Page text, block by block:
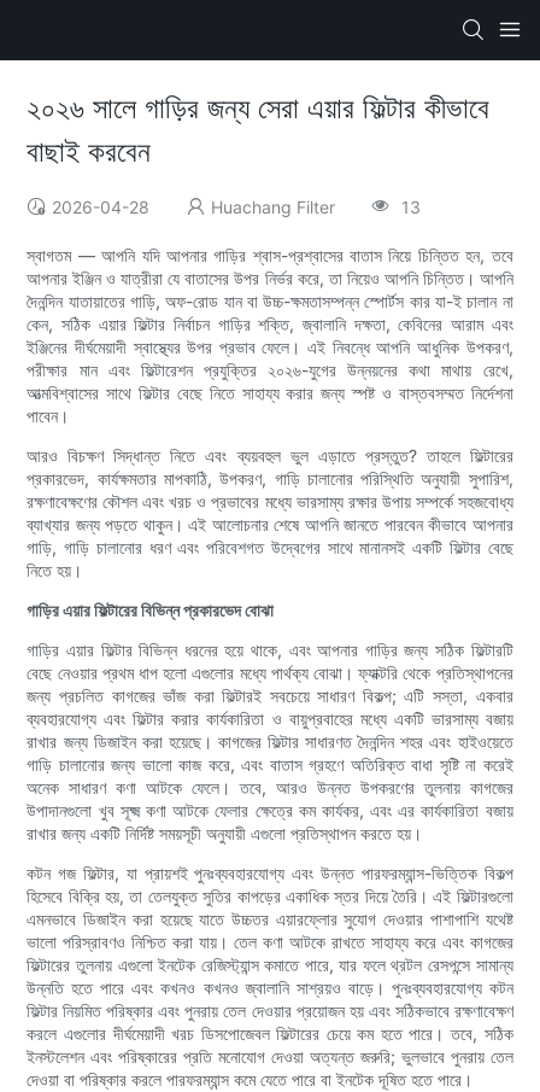
২০২৬ সালে গাড়ির জন্য সেরা এয়ার ফিল্টার কীভাবে
বাছাই করবেন
2026-04-28 Huachang Filter 13
স্বাগতম — আপনি যদি আপনার গাড়ির শ্বাস-প্রশ্বাসের বাতাস নিয়ে চিন্তিত হন, তবে
আপনার ইঞ্জিন ও যাত্রীরা যে বাতাসের উপর নির্ভর করে, তা নিয়েও আপনি চিন্তিত। আপনি
দৈনন্দিন যাতায়াতের গাড়ি, অফ-রোড যান বা উচ্চ-ক্ষমতাসম্পন্ন স্পোর্টস কার যা-ই চালান না
কেন, সঠিক এয়ার ফিল্টার নির্বাচন গাড়ির শক্তি, জ্বালানি দক্ষতা, কেবিনের আরাম এবং
ইঞ্জিনের দীর্ঘমেয়াদী স্বাস্থ্যের উপর প্রভাব ফেলে। এই নিবন্ধে আপনি আধুনিক উপকরণ,
পরীক্ষার মান এবং ফিল্টারেশন প্রযুক্তির ২০২৬-যুগের উন্নয়নের কথা মাথায় রেখে,
আত্মবিশ্বাসের সাথে ফিল্টার বেছে নিতে সাহায্য করার জন্য স্পষ্ট ও বাস্তবসম্মত নির্দেশনা
পাবেন।
আরও বিচক্ষণ সিদ্ধান্ত নিতে এবং ব্যয়বহুল ভুল এড়াতে প্রস্তুত? তাহলে ফিল্টারের
প্রকারভেদ, কার্যক্ষমতার মাপকাঠি, উপকরণ, গাড়ি চালানোর পরিস্থিতি অনুযায়ী সুপারিশ,
রক্ষণাবেক্ষণের কৌশল এবং খরচ ও প্রভাবের মধ্যে ভারসাম্য রক্ষার উপায় সম্পর্কে সহজবোধ্য
ব্যাখ্যার জন্য পড়তে থাকুন। এই আলোচনার শেষে আপনি জানতে পারবেন কীভাবে আপনার
গাড়ি, গাড়ি চালানোর ধরণ এবং পরিবেশগত উদ্বেগের সাথে মানানসই একটি ফিল্টার বেছে
নিতে হয়।
গাড়ির এয়ার ফিল্টারের বিভিন্ন প্রকারভেদ বোঝা
গাড়ির এয়ার ফিল্টার বিভিন্ন ধরনের হয়ে থাকে, এবং আপনার গাড়ির জন্য সঠিক ফিল্টারটি
বেছে নেওয়ার প্রথম ধাপ হলো এগুলোর মধ্যে পার্থক্য বোঝা। ফ্যাক্টরি থেকে প্রতিস্থাপনের
জন্য প্রচলিত কাগজের ভাঁজ করা ফিল্টারই সবচেয়ে সাধারণ বিকল্প; এটি সস্তা, একবার
ব্যবহারযোগ্য এবং ফিল্টার করার কার্যকারিতা ও বায়ুপ্রবাহের মধ্যে একটি ভারসাম্য বজায়
রাখার জন্য ডিজাইন করা হয়েছে। কাগজের ফিল্টার সাধারণত দৈনন্দিন শহর এবং হাইওয়েতে
গাড়ি চালানোর জন্য ভালো কাজ করে, এবং বাতাস গ্রহণে অতিরিক্ত বাধা সৃষ্টি না করেই
অনেক সাধারণ কণা আটকে ফেলে। তবে, আরও উন্নত উপকরণের তুলনায় কাগজের
উপাদানগুলো খুব সূক্ষ্ম কণা আটকে ফেলার ক্ষেত্রে কম কার্যকর, এবং এর কার্যকারিতা বজায়
রাখার জন্য একটি নির্দিষ্ট সময়সূচী অনুযায়ী এগুলো প্রতিস্থাপন করতে হয়।
কটন গজ ফিল্টার, যা প্রায়শই পুনঃব্যবহারযোগ্য এবং উন্নত পারফরম্যান্স-ভিত্তিক বিকল্প
হিসেবে বিক্রি হয়, তা তেলযুক্ত সুতির কাপড়ের একাধিক স্তর দিয়ে তৈরি। এই ফিল্টারগুলো
এমনভাবে ডিজাইন করা হয়েছে যাতে উচ্চতর এয়ারফ্লোর সুযোগ দেওয়ার পাশাপাশি যথেষ্ট
ভালো পরিস্রাবণও নিশ্চিত করা যায়। তেল কণা আটকে রাখতে সাহায্য করে এবং কাগজের
ফিল্টারের তুলনায় এগুলো ইনটেক রেজিস্ট্যান্স কমাতে পারে, যার ফলে থ্রটল রেসপন্সে সামান্য
উন্নতি হতে পারে এবং কখনও কখনও জ্বালানি সাশ্রয়ও বাড়ে। পুনঃব্যবহারযোগ্য কটন
ফিল্টার নিয়মিত পরিষ্কার এবং পুনরায় তেল দেওয়ার প্রয়োজন হয় এবং সঠিকভাবে রক্ষণাবেক্ষণ
করলে এগুলোর দীর্ঘমেয়াদী খরচ ডিসপোজেবল ফিল্টারের চেয়ে কম হতে পারে। তবে, সঠিক
ইনস্টলেশন এবং পরিষ্কারের প্রতি মনোযোগ দেওয়া অত্যন্ত জরুরি; ভুলভাবে পুনরায় তেল
দেওয়া বা পরিষ্কার করলে পারফরম্যান্স কমে যেতে পারে বা ইনটেক দূষিত হতে পারে।